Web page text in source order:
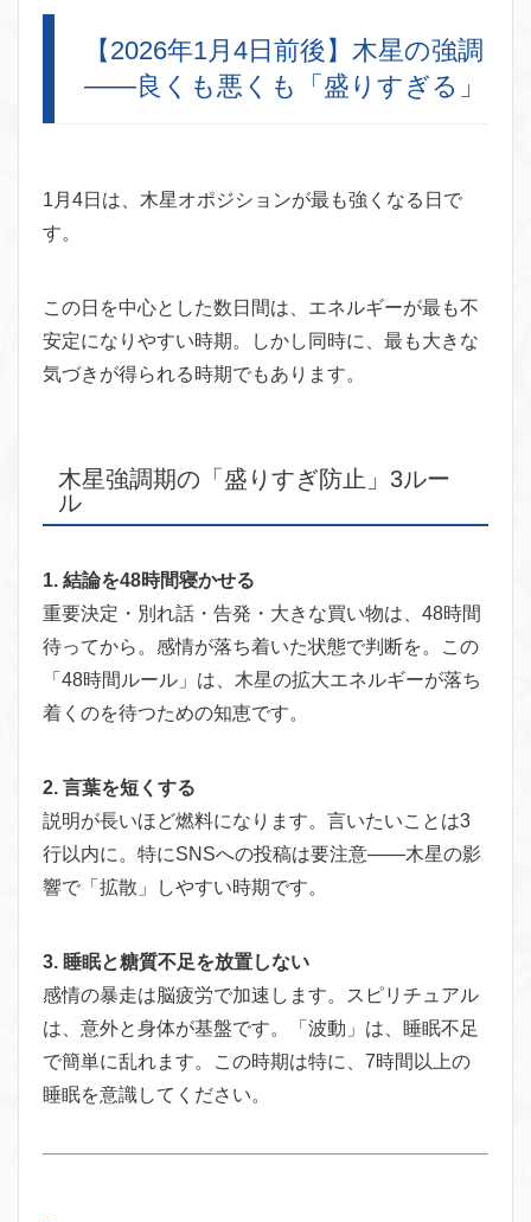
【2026年1月4日前後】木星の強調
——良くも悪くも「盛りすぎる」
1月4日は、木星オポジションが最も強くなる日で
す。
この日を中心とした数日間は、エネルギーが最も不
安定になりやすい時期。しかし同時に、最も大きな
気づきが得られる時期でもあります。
木星強調期の「盛りすぎ防止」3ルー
ル
1. 結論を48時間寝かせる
重要決定・別れ話・告発・大きな買い物は、48時間
待ってから。感情が落ち着いた状態で判断を。この
「48時間ルール」は、木星の拡大エネルギーが落ち
着くのを待つための知恵です。
2. 言葉を短くする
説明が長いほど燃料になります。言いたいことは3
行以内に。特にSNSへの投稿は要注意——木星の影
響で「拡散」しやすい時期です。
3. 睡眠と糖質不足を放置しない
感情の暴走は脳疲労で加速します。スピリチュアル
は、意外と身体が基盤です。「波動」は、睡眠不足
で簡単に乱れます。この時期は特に、7時間以上の
睡眠を意識してください。